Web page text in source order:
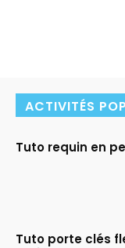
ACTIVITÉS
Tuto requin en
Tuto porte clés